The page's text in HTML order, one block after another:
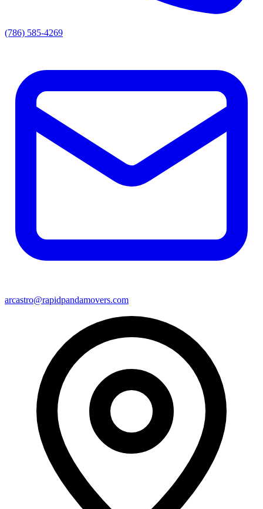
(786) 585-4269
arcastro@rapidpandamovers.com